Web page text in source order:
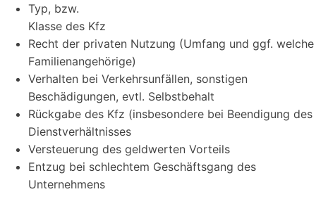
Typ, bzw.
Klasse des Kfz
Recht der privaten Nutzung (Umfang und ggf. welche
Familienangehörige)
Verhalten bei Verkehrsunfällen, sonstigen
Beschädigungen, evtl. Selbstbehalt
Rückgabe des Kfz (insbesondere bei Beendigung des
Dienstverhältnisses
Versteuerung des geldwerten Vorteils
Entzug bei schlechtem Geschäftsgang des
Unternehmens